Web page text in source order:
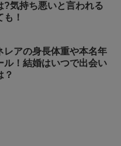
?気持ち悪いと言われる
！
レアの身長体重や本名年
ル！結婚はいつで出会い
？